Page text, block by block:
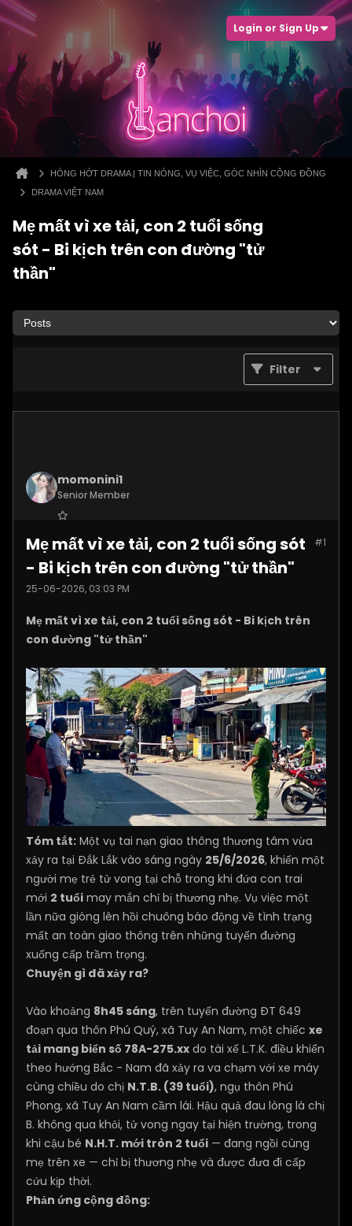
Login or Sign Up
HÓNG HỚT DRAMA | TIN NÓNG, VỤ VIỆC, GÓC NHÌN CỘNG ĐỒNG
DRAMA VIỆT NAM
Mẹ mất vì xe tải, con 2 tuổi sống
sót - Bi kịch trên con đường "tử
thần"
Filter
momonini1
Senior Member
Posts: 5399 #1
Mẹ mất vì xe tải, con 2 tuổi sống sót
- Bi kịch trên con đường "tử thần"
25-06-2026, 03:03 PM
Mẹ mất vì xe tải, con 2 tuổi sống sót - Bi kịch trên
con đường "tử thần"
Tóm tắt: Một vụ tai nạn giao thông thương tâm vừa
xảy ra tại Đắk Lắk vào sáng ngày 25/6/2026, khiến một
người mẹ trẻ tử vong tại chỗ trong khi đứa con trai
mới 2 tuổi may mắn chỉ bị thương nhẹ. Vụ việc một
lần nữa gióng lên hồi chuông báo động về tình trạng
mất an toàn giao thông trên những tuyến đường
xuống cấp trầm trọng.
Chuyện gì đã xảy ra?
Vào khoảng 8h45 sáng, trên tuyến đường ĐT 649
đoạn qua thôn Phú Quý, xã Tuy An Nam, một chiếc xe
tải mang biển số 78A-275.xx do tài xế L.T.K. điều khiển
theo hướng Bắc - Nam đã xảy ra va chạm với xe máy
cùng chiều do chị N.T.B. (39 tuổi), ngụ thôn Phú
Phong, xã Tuy An Nam cầm lái. Hậu quả đau lòng là chị
B. không qua khỏi, tử vong ngay tại hiện trường, trong
khi cậu bé N.H.T. mới tròn 2 tuổi — đang ngồi cùng
mẹ trên xe — chỉ bị thương nhẹ và được đưa đi cấp
cứu kịp thời.
Phản ứng cộng đồng: